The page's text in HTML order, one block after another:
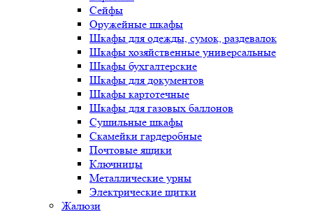
Сейфы
Оружейные шкафы
Шкафы для одежды, сумок, раздевалок
Шкафы хозяйственные универсальные
Шкафы бухгалтерские
Шкафы для документов
Шкафы картотечные
Шкафы для газовых баллонов
Сушильные шкафы
Скамейки гардеробные
Почтовые ящики
Ключницы
Металлические урны
Электрические щитки
Жалюзи